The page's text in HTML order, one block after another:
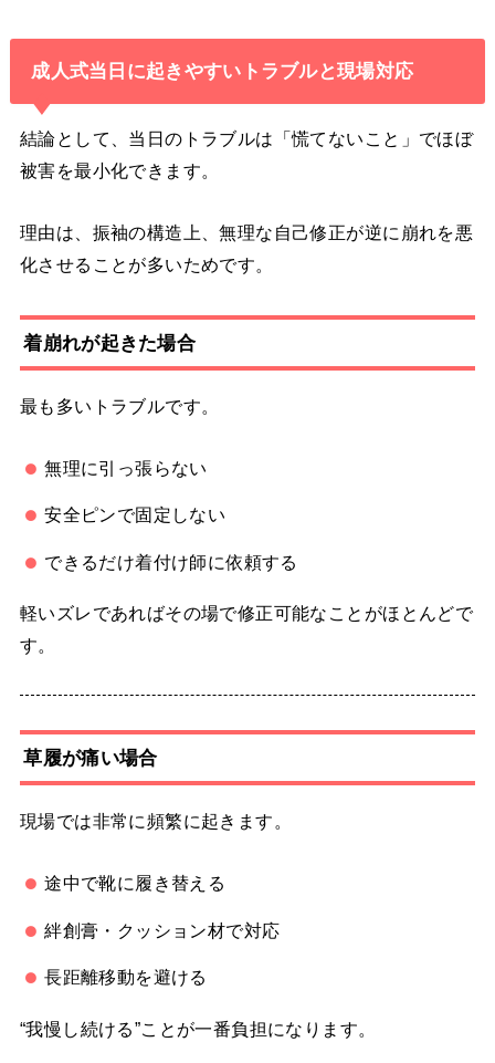
成人式当日に起きやすいトラブルと現場対応
結論として、当日のトラブルは「慌てないこと」でほぼ
被害を最小化できます。
理由は、振袖の構造上、無理な自己修正が逆に崩れを悪
化させることが多いためです。
着崩れが起きた場合
最も多いトラブルです。
無理に引っ張らない
安全ピンで固定しない
できるだけ着付け師に依頼する
軽いズレであればその場で修正可能なことがほとんどで
す。
草履が痛い場合
現場では非常に頻繁に起きます。
途中で靴に履き替える
絆創膏・クッション材で対応
長距離移動を避ける
“我慢し続ける”ことが一番負担になります。